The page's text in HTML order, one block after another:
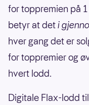
for toppremien på
betyr at deti
hver gang det er
for toppremier og
hvert lodd.
Digitale Flax-lodd